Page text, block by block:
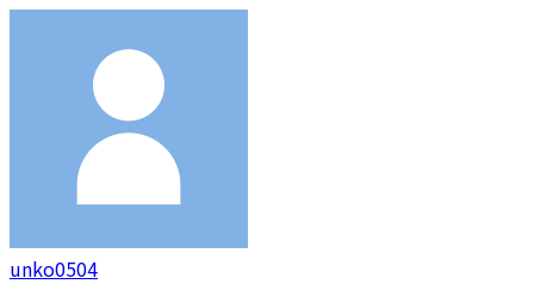
unko0504